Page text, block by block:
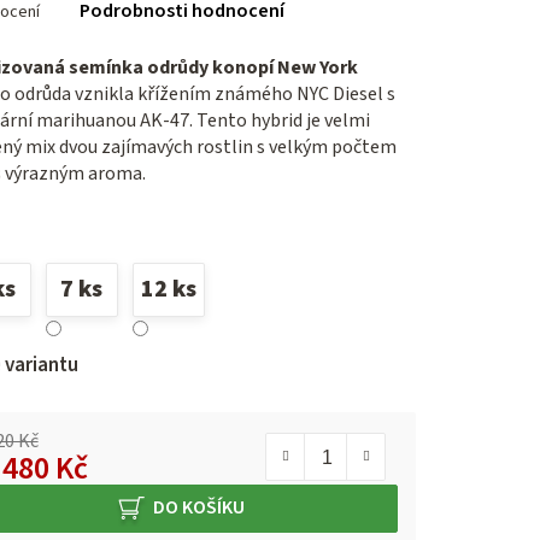
Podrobnosti hodnocení
semínka odrůdy konopí New York
odrůda vznikla křížením známého NYC Diesel s
marihuanou AK-47. Tento hybrid je velmi
mix dvou zajímavých rostlin s velkým počtem
výrazným aroma.
7 ks 12 ks
Kč
480 Kč
cena:
DO KOŠÍKU